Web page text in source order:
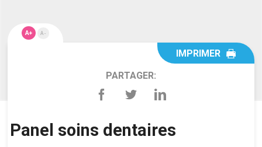
A+ A-
IMPRIMER
PARTAGER:
Panel soins dentaires